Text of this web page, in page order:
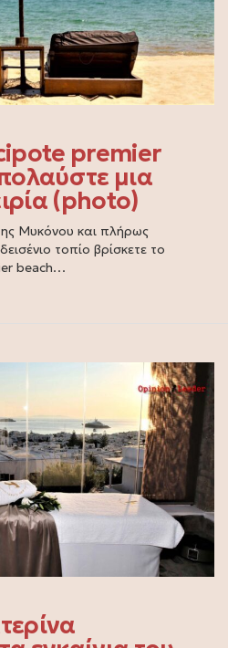
premier
μια
(photo)
Μυκόνου και πλήρως
τοπίο βρίσκετε το
beach…